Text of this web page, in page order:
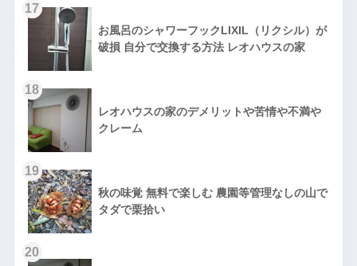
17
お風呂のシャワーフックLIXIL（リクシル）が
破損 自分で交換する方法 レオハウスの家
18
レオハウスの家のデメリットや苦情や不満や
クレーム
19
秋の味覚 無料で楽しむ 農園等管理なしの山で
タダで栗拾い
20